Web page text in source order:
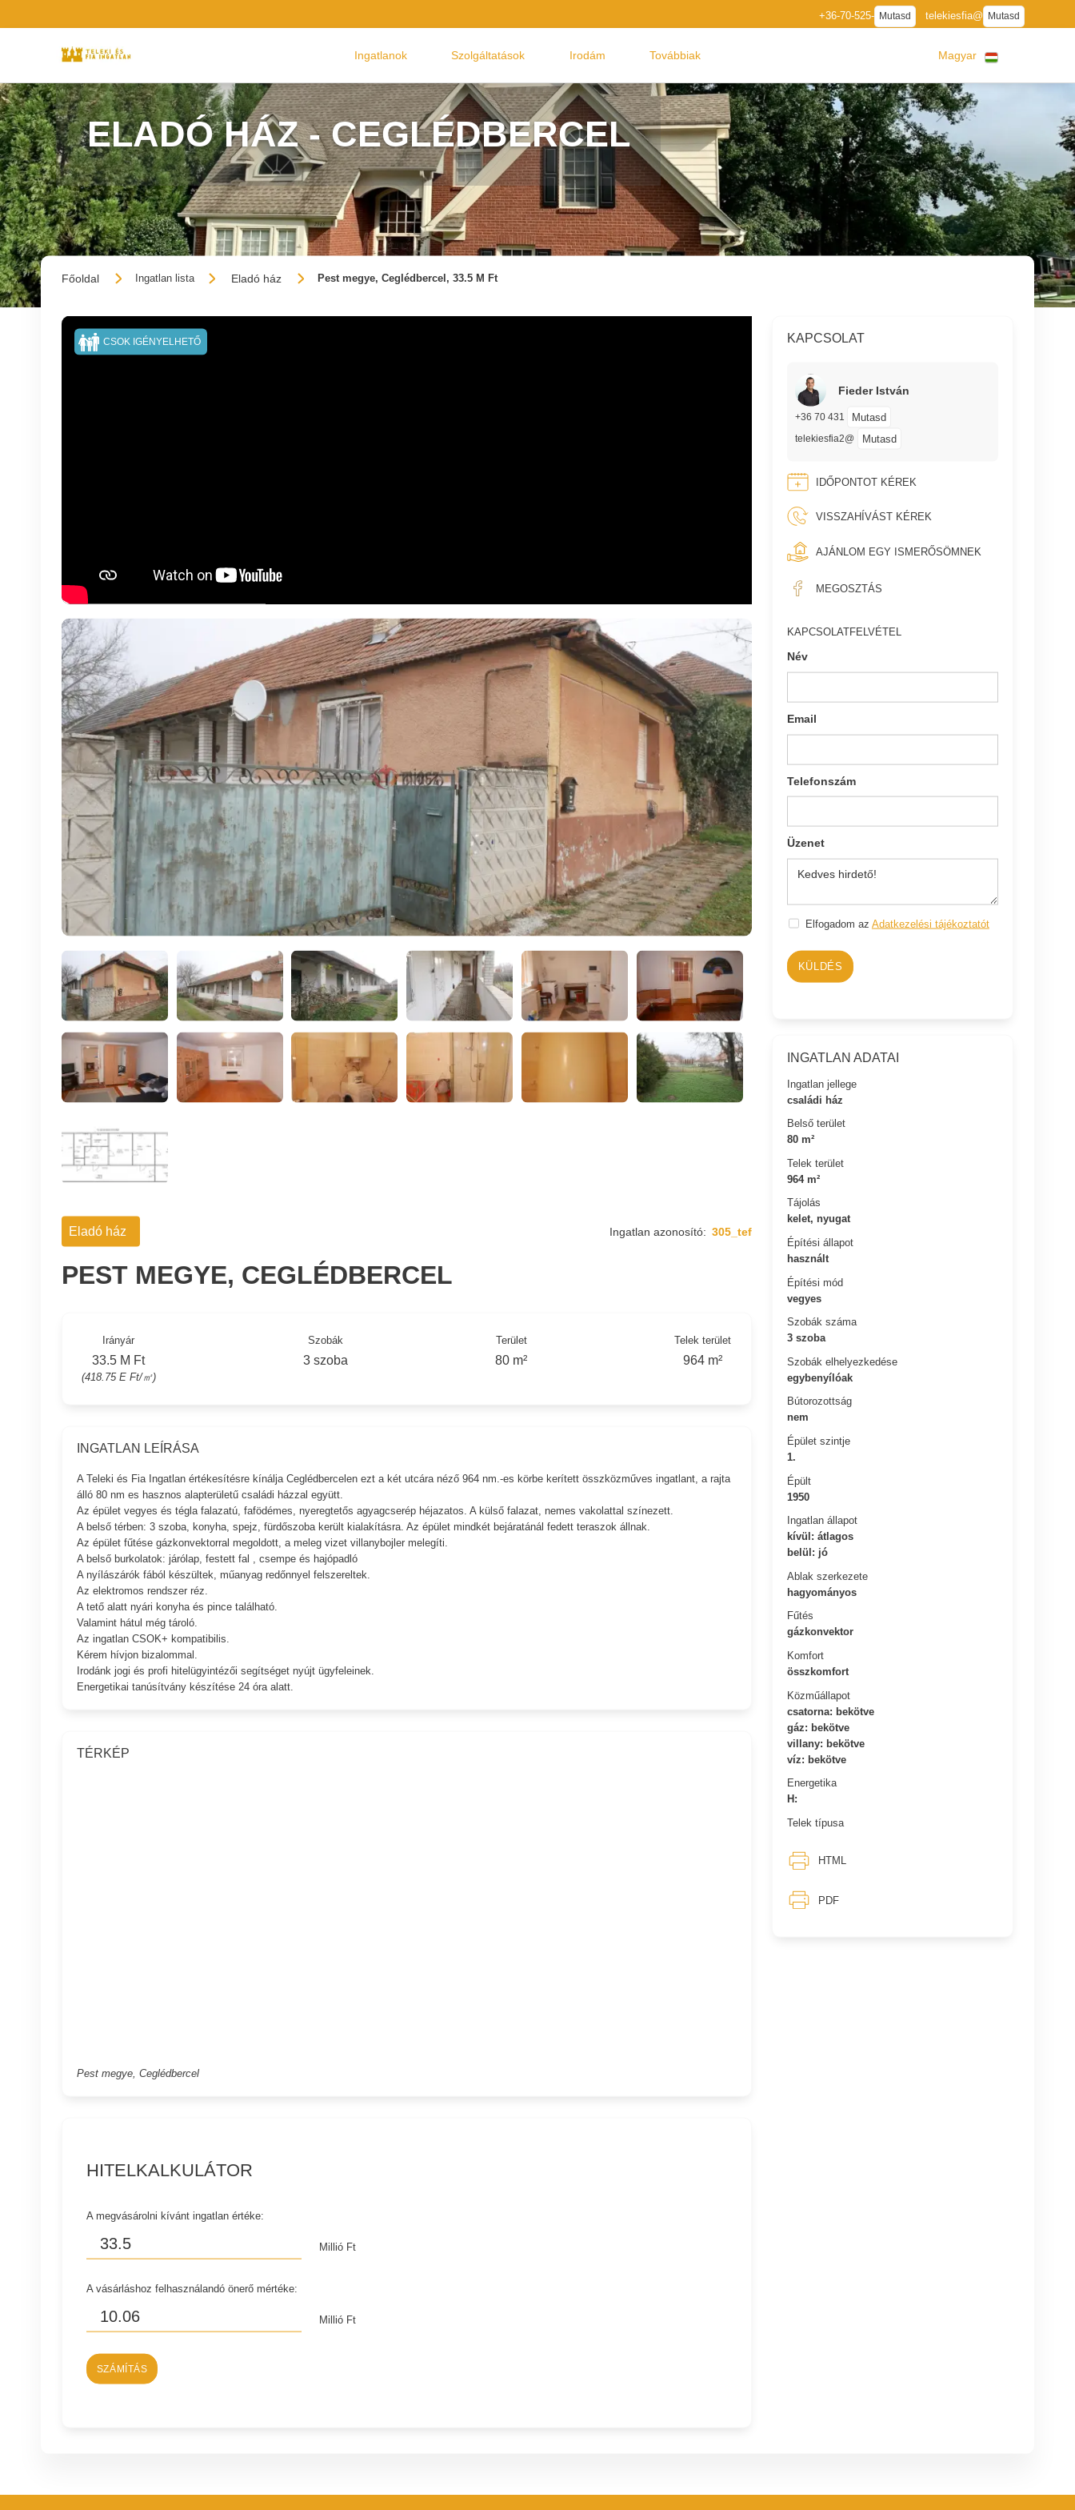
+36-70-525- Mutasd telekiesfia@ Mutasd
Ingatlanok Szolgáltatások Irodám Továbbiak Magyar
ELADÓ HÁZ - CEGLÉDBERCEL
Főoldal Ingatlan lista Eladó ház Pest megye, Ceglédbercel, 33.5 M Ft
CSOK IGÉNYELHETŐ KAPCSOLAT
Fieder István
+36 70 431 Mutasd
telekiesfia2@ Mutasd
IDŐPONTOT KÉREK
VISSZAHÍVÁST KÉREK
AJÁNLOM EGY ISMERŐSÖMNEK
MEGOSZTÁS
KAPCSOLATFELVÉTEL
Név
Email
Telefonszám
Üzenet
Elfogadom az Adatkezelési tájékoztatót
KÜLDÉS
INGATLAN ADATAI
Ingatlan jellege
családi ház
Belső terület
80 m²
Telek terület
964 m²
Tájolás
kelet, nyugat
Építési állapot
használt
Építési mód
vegyes
Szobák száma
3 szoba
Szobák elhelyezkedése
egybenyílóak
Bútorozottság
nem
Épület szintje
1.
Épült
1950
Ingatlan állapot
kívül: átlagos
belül: jó
Ablak szerkezete
hagyományos
Fűtés
gázkonvektor
Komfort
összkomfort
Közműállapot
csatorna: bekötve
gáz: bekötve
villany: bekötve
víz: bekötve
Energetika
H:
Telek típusa
HTML
PDF
Eladó ház Ingatlan azonosító: 305_tef
PEST MEGYE, CEGLÉDBERCEL
Irányár
33.5 M Ft
(418.75 E Ft/㎡)
Szobák
3 szoba
Terület
80 m²
Telek terület
964 m²
INGATLAN LEÍRÁSA
A Teleki és Fia Ingatlan értékesítésre kínálja Ceglédbercelen ezt a két utcára néző 964 nm.-es körbe kerített összközműves ingatlant, a rajta
álló 80 nm es hasznos alapterületű családi házzal együtt.
Az épület vegyes és tégla falazatú, fafödémes, nyeregtetős agyagcserép héjazatos. A külső falazat, nemes vakolattal színezett.
A belső térben: 3 szoba, konyha, spejz, fürdőszoba került kialakításra. Az épület mindkét bejáratánál fedett teraszok állnak.
Az épület fűtése gázkonvektorral megoldott, a meleg vizet villanybojler melegíti.
A belső burkolatok: járólap, festett fal , csempe és hajópadló
A nyílászárók fából készültek, műanyag redőnnyel felszereltek.
Az elektromos rendszer réz.
A tető alatt nyári konyha és pince található.
Valamint hátul még tároló.
Az ingatlan CSOK+ kompatibilis.
Kérem hívjon bizalommal.
Irodánk jogi és profi hitelügyintézői segítséget nyújt ügyfeleinek.
Energetikai tanúsítvány készítése 24 óra alatt.
TÉRKÉP
Pest megye, Ceglédbercel
HITELKALKULÁTOR
A megvásárolni kívánt ingatlan értéke:
Millió Ft
A vásárláshoz felhasználandó önerő mértéke:
Millió Ft
SZÁMÍTÁS